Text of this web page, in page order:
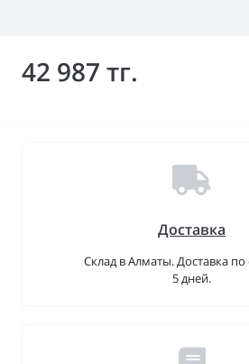
42 987 тг.
Доставка
Склад в Алматы. Доставка по
5 дней.